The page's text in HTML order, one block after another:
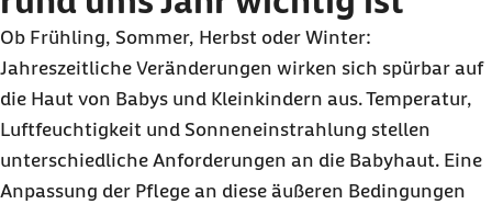
Ob Frühling, Sommer, Herbst oder Winter:
Jahreszeitliche Veränderungen wirken sich spürbar auf
die Haut von Babys und Kleinkindern aus. Temperatur,
Luftfeuchtigkeit und Sonneneinstrahlung stellen
unterschiedliche Anforderungen an die Babyhaut. Eine
Anpassung der Pflege an diese äußeren Bedingungen